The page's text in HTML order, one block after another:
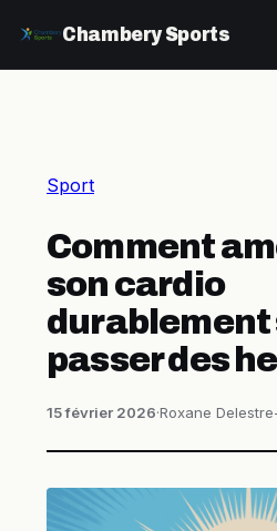
Chambery Sports
Sport
Comment
son cardio
durablement
passer des
15 février 2026·Roxane